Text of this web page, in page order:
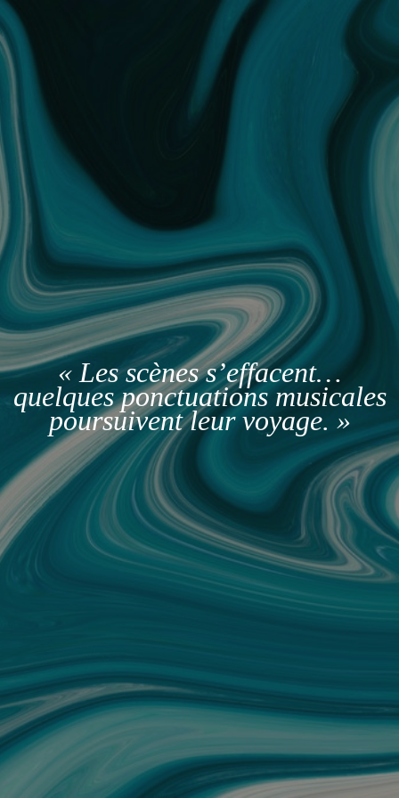
« Les scènes s’effacent…
quelques ponctuations musicales
poursuivent leur voyage. »